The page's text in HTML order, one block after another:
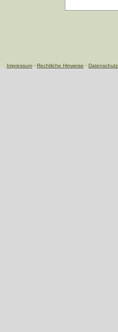
Impressum · Rechtliche Hinweise · Datenschutz